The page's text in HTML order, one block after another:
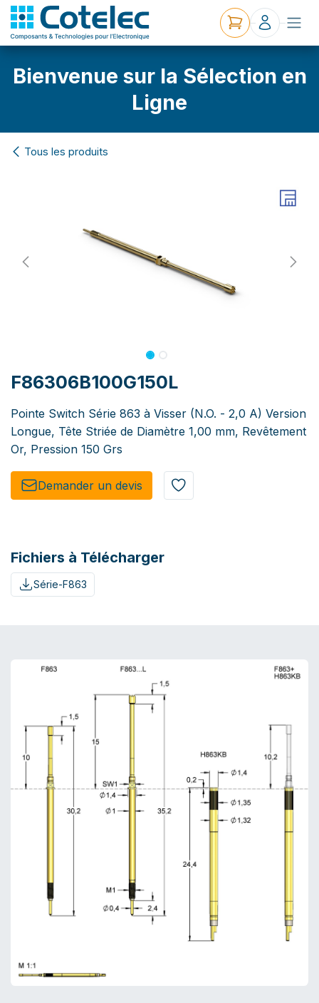
Bienvenue sur la Sélection en
Ligne
Tous les produits
F86306B100G150L
Pointe Switch Série 863 à Visser (N.O. - 2,0 A) Version
Longue, Tête Striée de Diamètre 1,00 mm, Revêtement
Or, Pression 150 Grs
Demander un de​​vis​​
Fichiers à Télécharger
Série-F863